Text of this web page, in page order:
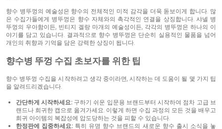
향수 병뚜껑의 예술성은 향수의 전체적인 미적 감각을 더욱 돋보이게 합니다. 많
은 수집가들에게 병뚜껑은 향수 자체와의 촉각적인 연결을 상징합니다. 샤넬 병
뚜껑의 우아함이든, 빈티지 겔랑 마개의 예술성이든, 각각의 병뚜껑은 하나의 이
야기를 담고 있습니다. 결과적으로 향수 병뚜껑은 단순히 실용적인 물품을 넘어
개인의 취향과 기억을 담은 강력한 상징이 됩니다.
향수병 뚜껑 수집 초보자를 위한 팁
향수 병뚜껑 수집을 시작하려고 생각 중이라면, 시작하는 데 도움이 될 몇 가지 팁
을 알려드리겠습니다.
간단하게 시작하세요: 구하기 쉬운 입문용 브랜드부터 시작하여 점차 고급 브
랜드나 희귀한 캡으로 옮겨가세요. 이렇게 하면 수집 과정의 모든 것을 배우고
희귀 아이템의 복잡성에 압도당하는 것을 피할 수 있습니다.
한정판에 집중하세요: 특히 유명 향수 브랜드의 새로운 향수 출시 소식을 놓